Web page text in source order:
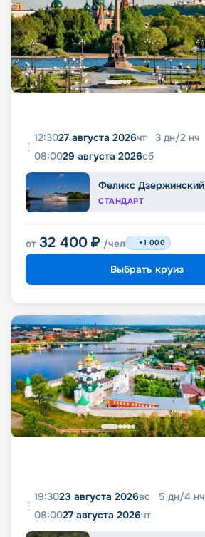
12:3027 августа 2026чт 3 дн/2 нч
08:0029 августа 2026сб
Феликс Дзержинский
СТАНДАРТ
от 32 400 ₽ /чел +1 000
Выбрать круиз
19:3023 августа 2026вс 5 дн/4 нч
08:0027 августа 2026чт